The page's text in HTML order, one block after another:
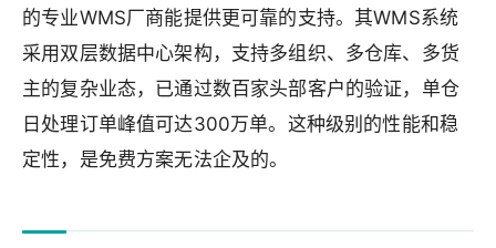
的专业WMS厂商能提供更可靠的支持。其WMS系统
采用双层数据中心架构，支持多组织、多仓库、多货
主的复杂业态，已通过数百家头部客户的验证，单仓
日处理订单峰值可达300万单。这种级别的性能和稳
定性，是免费方案无法企及的。